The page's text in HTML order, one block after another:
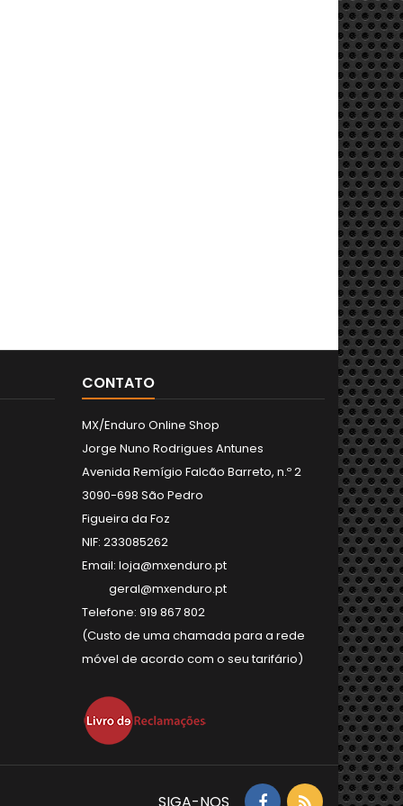
CONTATO
MX/Enduro Online Shop
Jorge Nuno Rodrigues Antunes
Avenida Remígio Falcão Barreto, n.º 2
3090-698 São Pedro
Figueira da Foz
NIF: 233085262
Email: loja@mxenduro.pt
geral@mxenduro.pt
Telefone: 919 867 802
(Custo de uma chamada para a rede
móvel de acordo com o seu tarifário)